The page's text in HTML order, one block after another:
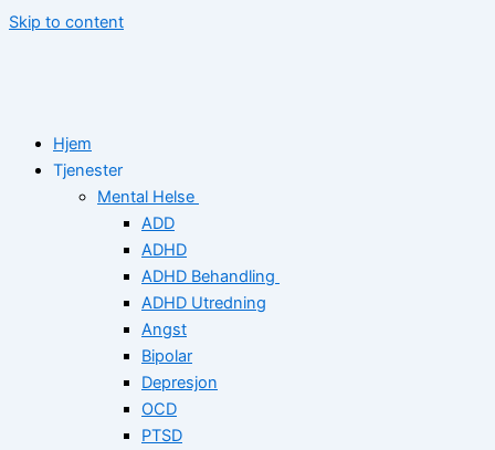
Skip to content
Hjem
Tjenester
Mental Helse
ADD
ADHD
ADHD Behandling
ADHD Utredning
Angst
Bipolar
Depresjon
OCD
PTSD